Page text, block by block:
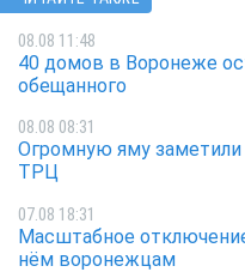
08.08 11:48
40 домов в Воронеже
обещанного
08.08 08:31
Огромную яму
ТРЦ
07.08 18:31
Масштабное
нём воронежцам